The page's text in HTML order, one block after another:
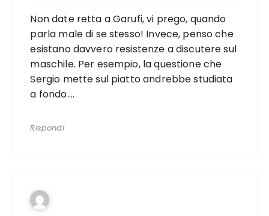
Non date retta a Garufi, vi prego, quando
parla male di se stesso! Invece, penso che
esistano davvero resistenze a discutere sul
maschile. Per esempio, la questione che
Sergio mette sul piatto andrebbe studiata
a fondo….
Rispondi